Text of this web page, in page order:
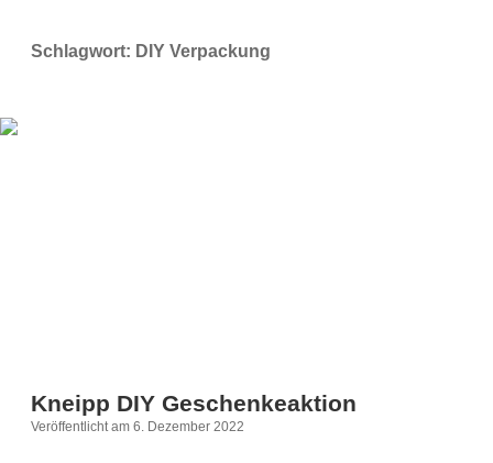
Mail
Schlagwort: DIY Verpackung
Kneipp DIY Geschenkeaktion
Veröffentlicht am 6. Dezember 2022